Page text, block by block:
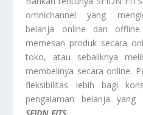
omnichannel yang
belanja online dan
memesan produk secara
toko, atau sebaliknya
membelinya secara online.
fleksibilitas lebih bagi
pengalaman belanja yang
SFIDN FITS.